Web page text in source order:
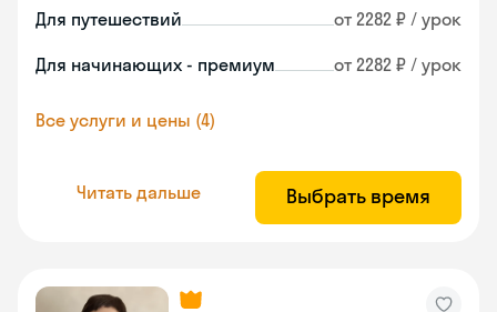
Для путешествий от 2282 ₽ / урок
Для начинающих - премиум от 2282 ₽ / урок
Все услуги и цены (4)
Читать дальше Выбрать время